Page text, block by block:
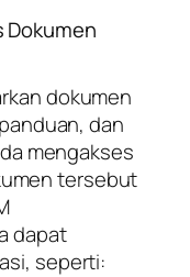
Dokumen
dokumen
dan
mengakses
tersebut
dapat
seperti: